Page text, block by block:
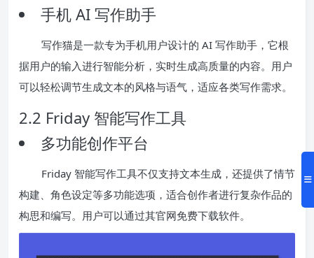
手机 AI 写作助手
写作猫是一款专为手机用户设计的 AI 写作助手，它根
据用户的输入进行智能分析，实时生成高质量的内容。用户
可以轻松调节生成文本的风格与语气，适应各类写作需求。
2.2 Friday 智能写作工具
多功能创作平台
Friday 智能写作工具不仅支持文本生成，还提供了情节
构建、角色设定等多功能选项，适合创作者进行复杂作品的
构思和编写。用户可以通过其官网免费下载软件。